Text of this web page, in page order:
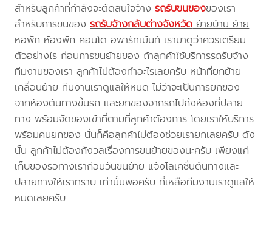
สำหรับลูกค้าที่กำลังจะตัดสินใจจ้างรถรับขนของของเรา
สำหรับการขนของรถรับจ้างกลับต่างจังหวัดย้ายบ้าน ย้าย
หอพัก ห้องพัก คอนโด อพาร์ทเม้นท์เรามาดูว่าควรเตรียม
ตัวอย่างไร ก่อนการขนย้ายของ ถ้าลูกค้าใช้บริการรถรับจ้าง
ทีมงานของเรา ลูกค้าไม่ต้องทำอะไรเลยครับ หน้าที่ยกย้าย
เคลื่อนย้าย ทีมงานเราดูแลให้หมด ไม่ว่าจะเป็นการยกของ
จากห้องต้นทางขึ้นรถ และยกของจากรถไปถึงห้องที่ปลาย
ทาง พร้อมจัดของเข้าที่ตามที่ลูกค้าต้องการ โดยเราให้บริการ
พร้อมคนยกของ นั่นก็คือลูกค้าไม่ต้องช่วยเรายกเลยครับ ดัง
นั้น ลูกค้าไม่ต้องกังวลเรื่องการขนย้ายของนะครับ เพียงแค่
เก็บของรอทางเราก่อนวันขนย้าย แจ้งโลเคชั่นต้นทางและ
ปลายทางให้เราทราบ เท่านั้นพอครับ ที่เหลือทีมงานเราดูแลให้
หมดเลยครับ